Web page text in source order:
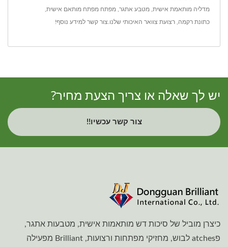
מדליה מותאמת אישית מטבע אתגר מפתח מפתח מותאם אישית
כתונת רקמה רצועת צוואר האיכותי שלנו. צור קשר למידע נוסף!
יש לך שאלה או צריך הצעת מחיר?
צור קשר עכשיו!!
כיצרן מוביל של סיכות דש מותאמות אישית, מטבעות אתגר,
פatches לבוש, מחזיקי מפתחות ורצועות, Brilliant מפעילה